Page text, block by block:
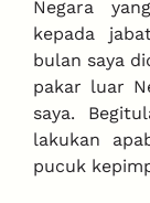
Negara
kepada
bulan saya
pakar luar
saya.
lakukan
pucuk